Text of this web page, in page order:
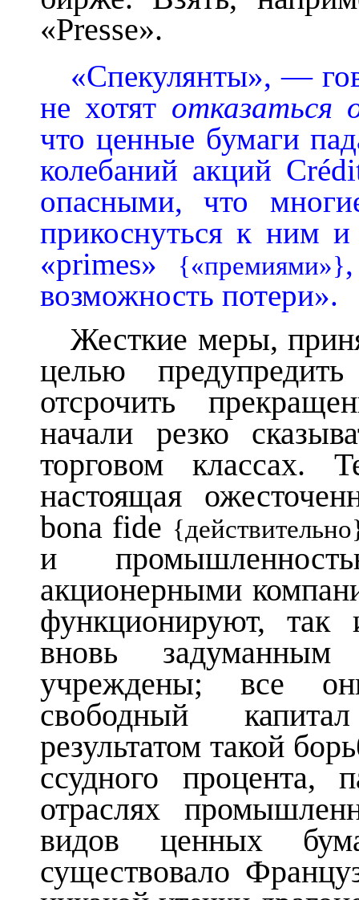
«Presse».
«Спекулянты», —
не хотят отказаться
что ценные бумаги
колебаний акций
опасными, что
прикоснуться к ним и
«primes»
{«премиями»}
возможность потери».
Жесткие меры,
целью
отсрочить
начали резко
торговом классах.
настоящая
bona fide
и
акционерными
функционируют, так
вновь
учреждены; все
свободный
результатом такой
ссудного процента,
отраслях
видов ценных
существовало